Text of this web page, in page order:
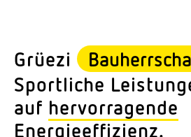
Grüezi
Sport­liche
auf hervor­ra­gende
Energieeffizienz.